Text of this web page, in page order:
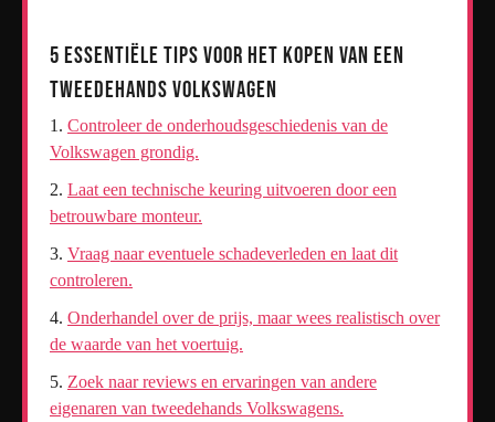
5 Essentiële Tips voor het Kopen van een
Tweedehands Volkswagen
Controleer de onderhoudsgeschiedenis van de
Volkswagen grondig.
Laat een technische keuring uitvoeren door een
betrouwbare monteur.
Vraag naar eventuele schadeverleden en laat dit
controleren.
Onderhandel over de prijs, maar wees realistisch over
de waarde van het voertuig.
Zoek naar reviews en ervaringen van andere
eigenaren van tweedehands Volkswagens.